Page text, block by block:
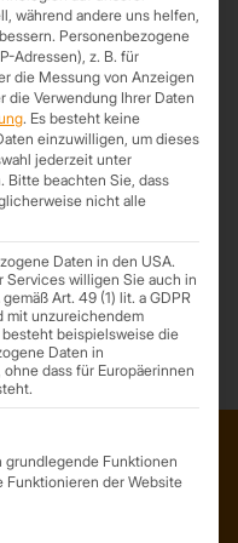
während andere uns helfen,
Personenbezogene
Adressen), z. B. für
die Messung von Anzeigen
die Verwendung Ihrer Daten
. Es besteht keine
einzuwilligen, um dieses
jederzeit unter
Bitte beachten Sie, dass
nicht alle
Daten in den USA.
Services willigen Sie auch in
Art. 49 (1) lit. a GDPR
mit unzureichendem
beispielsweise die
Daten in
dass für Europäerinnen
für die eine
grundlegende Funktionen
Funktionieren der Website